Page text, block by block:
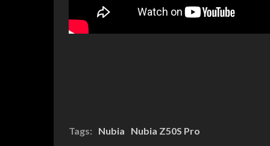
Tags: Nubia Nubia Z50S Pro